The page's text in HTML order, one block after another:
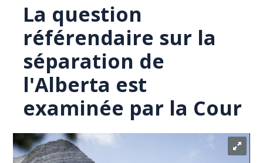
La question
référendaire sur la
séparation de
l'Alberta est
examinée par la Cour